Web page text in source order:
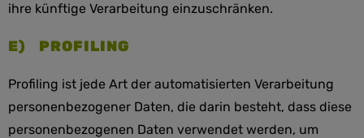
ihre künftige Verarbeitung einzuschränken.
E) PROFILING
Profiling ist jede Art der automatisierten Verarbeitung
personenbezogener Daten, die darin besteht, dass diese
personenbezogenen Daten verwendet werden, um